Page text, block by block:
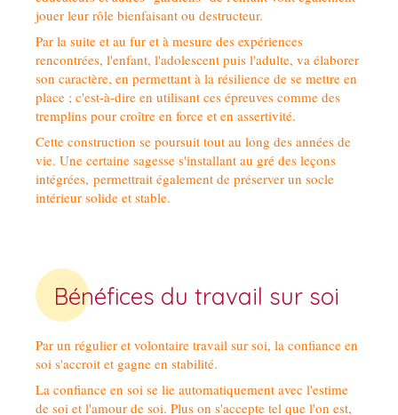
jouer leur rôle bienfaisant ou destructeur.
Par la suite et au fur et à mesure des expériences
rencontrées, l'enfant, l'adolescent puis l'adulte, va élaborer
son caractère, en permettant à la résilience de se mettre en
place ; c'est-à-dire en utilisant ces épreuves comme des
tremplins pour croître en force et en assertivité.
Cette construction se poursuit tout au long des années de
vie. Une certaine sagesse s'installant au gré des leçons
intégrées, permettrait également de préserver un socle
intérieur solide et stable.
Bénéfices du travail sur soi
Par un régulier et volontaire travail sur soi, la confiance en
soi s'accroit et gagne en stabilité.
La confiance en soi se lie automatiquement avec l'estime
de soi et l'amour de soi. Plus on s'accepte tel que l'on est,